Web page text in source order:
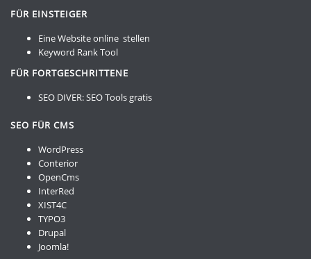
FÜR EINSTEIGER
Eine Website online stellen
Keyword Rank Tool
FÜR FORTGESCHRITTENE
SEO DIVER:SEO Tools gratis
SEO FÜR CMS
WordPress
Conterior
OpenCms
InterRed
XIST4C
TYPO3
Drupal
Joomla!